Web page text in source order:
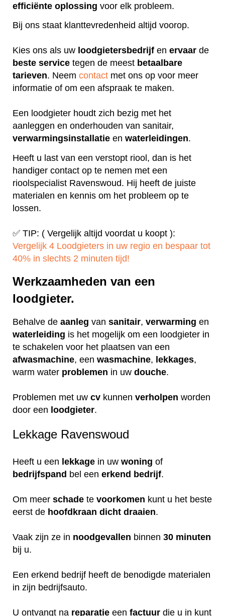
efficiënte oplossing voor elk probleem.
Bij ons staat klanttevredenheid altijd voorop.
Kies ons als uw loodgietersbedrijf en ervaar de
beste service tegen de meest betaalbare
tarieven. Neem contact met ons op voor meer
informatie of om een afspraak te maken.
Een loodgieter houdt zich bezig met het
aanleggen en onderhouden van sanitair,
verwarmingsinstallatie en waterleidingen.
Heeft u last van een verstopt riool, dan is het
handiger contact op te nemen met een
rioolspecialist Ravenswoud. Hij heeft de juiste
materialen en kennis om het probleem op te
lossen.
✅ TIP: ( Vergelijk altijd voordat u koopt ):
Vergelijk 4 Loodgieters in uw regio en bespaar tot
40% in slechts 2 minuten tijd!
Werkzaamheden van een
loodgieter.
Behalve de aanleg van sanitair, verwarming en
waterleiding is het mogelijk om een loodgieter in
te schakelen voor het plaatsen van een
afwasmachine, een wasmachine, lekkages,
warm water problemen in uw douche.
Problemen met uw cv kunnen verholpen worden
door een loodgieter.
Lekkage Ravenswoud
Heeft u een lekkage in uw woning of
bedrijfspand bel een erkend bedrijf.
Om meer schade te voorkomen kunt u het beste
eerst de hoofdkraan dicht draaien.
Vaak zijn ze in noodgevallen binnen 30 minuten
bij u.
Een erkend bedrijf heeft de benodigde materialen
in zijn bedrijfsauto.
U ontvangt na reparatie een factuur die u in kunt